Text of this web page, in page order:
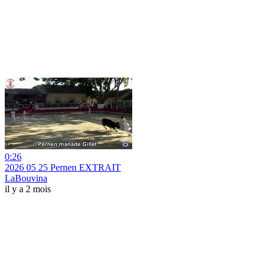
0:26
2026 05 25 Pernen EXTRAIT
LaBouvina
il y a 2 mois